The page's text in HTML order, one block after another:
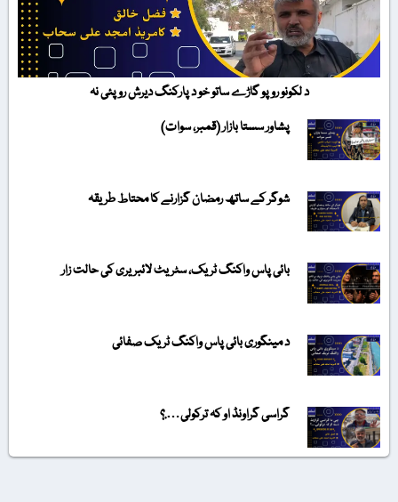
د لکونو روپو گاڑے ساتو خو د پارکنگ دیرش روپئی نہ
پشاور سستا بازار (قمبر، سوات)
شوگر کے ساتھ رمضان گزارنے کا محتاط طریقہ
بائی پاس واکنگ ٹریک، سٹریٹ لائبریری کی حالت زار
د مینگوری بائی پاس واکنگ ٹریک صفائی
گراسی گراونڈ او کہ ترکولی….؟